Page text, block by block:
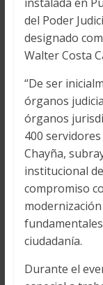
del Poder
designado
Walter Costa
“De ser
órganos
órganos
400
Chayña,
institucional
compromiso
ciudadanía.
Durante el